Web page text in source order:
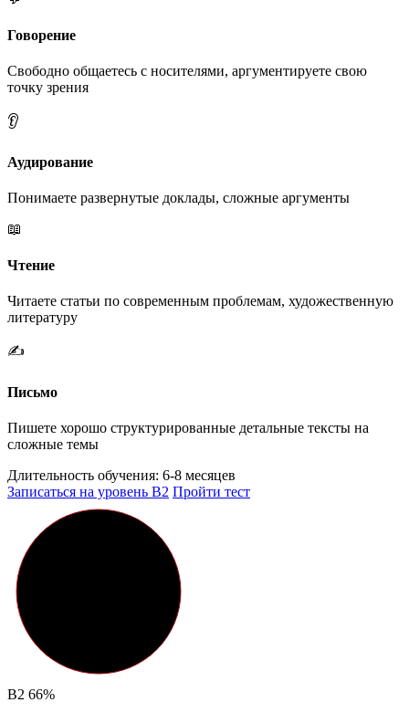
Говорение
Свободно общаетесь с носителями, аргументируете свою
точку зрения
👂
Аудирование
Понимаете развернутые доклады, сложные аргументы
📖
Чтение
Читаете статьи по современным проблемам, художественную
литературу
✍️
Письмо
Пишете хорошо структурированные детальные тексты на
сложные темы
Длительность обучения: 6-8 месяцев
Записаться на уровень B2 Пройти тест
B2 66%